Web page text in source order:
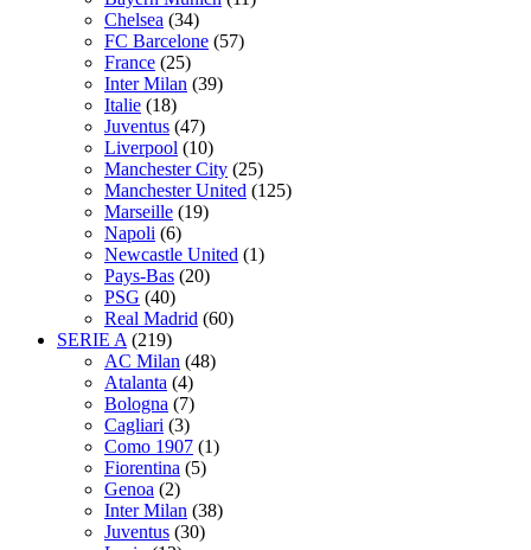
Chelsea (34)
FC Barcelone (57)
France (25)
Inter Milan (39)
Italie (18)
Juventus (47)
Liverpool (10)
Manchester City (25)
Manchester United (125)
Marseille (19)
Napoli (6)
Newcastle United (1)
Pays-Bas (20)
PSG (40)
Real Madrid (60)
SERIE A (219)
AC Milan (48)
Atalanta (4)
Bologna (7)
Cagliari (3)
Como 1907 (1)
Fiorentina (5)
Genoa (2)
Inter Milan (38)
Juventus (30)